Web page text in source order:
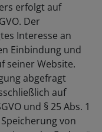
erfolgt auf
Der
Interesse an
Einbindung und
seiner Website.
abgefragt
auf
und § 25 Abs. 1
von